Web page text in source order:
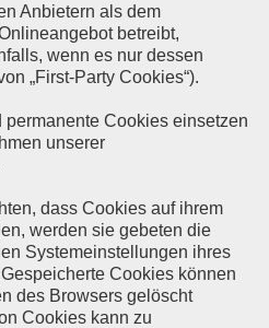
Anbietern als dem
betreibt,
wenn es nur dessen
„First-Party Cookies“).
Cookies einsetzen
unserer
dass Cookies auf ihrem
werden sie gebeten die
Systemeinstellungen ihres
Cookies können
des Browsers gelöscht
Cookies kann zu